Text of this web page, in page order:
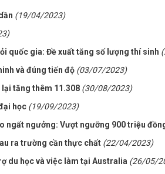
(19/04/2023)
quốc gia: Đề xuất tăng số lượng thí sinh
và đúng tiến độ (03/07/2023)
tăng thêm 11.308 (30/08/2023)
học (19/09/2023)
ngất ngưởng: Vượt ngưỡng 900 triệu
ra trường cần thực chất (22/04/2023)
du học và việc làm tại Australia (26/05/